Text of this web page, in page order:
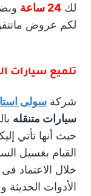
لك 24 ساعة
لكم عروض
تلميع سيارات
شركة سولى
سيارات متنقله
حيث أنها تأتي
القيام بغسيل
خلال الاعتماد
الأدوات